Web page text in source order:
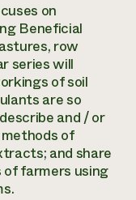
Energy
AgriSolar
on
Beneficial
row
series will
of soil
are so
and / or
of
and share
of farmers using